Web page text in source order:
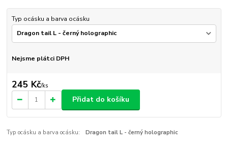
Typ ocásku a barva ocásku
Nejsme plátci DPH
245 Kč/ks
Přidat do košíku
Typ ocásku a barva ocásku: Dragon tail L - černý holographic